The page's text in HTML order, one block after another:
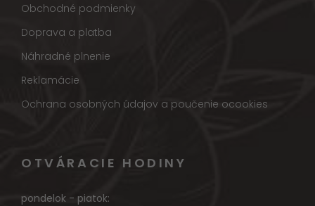
Obchodné podmienky
Doprava a platba
Náhradné plnenie
Reklamácie
Ochrana osobných údajov a poučenie ocookies
OTVÁRACIE HODINY
pondelok - piatok: